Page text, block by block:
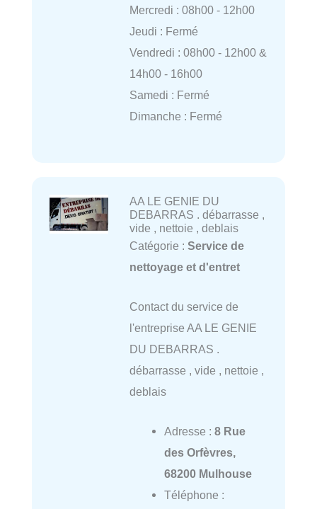
Mercredi : 08h00 - 12h00
Jeudi : Fermé
Vendredi : 08h00 - 12h00 &
14h00 - 16h00
Samedi : Fermé
Dimanche : Fermé
AA LE GENIE DU
DEBARRAS . débarrasse ,
vide , nettoie , deblais
Catégorie : Service de
nettoyage et d'entret
Contact du service de
l'entreprise AA LE GENIE
DU DEBARRAS .
débarrasse , vide , nettoie ,
deblais
Adresse : 8 Rue
des Orfèvres,
68200 Mulhouse
Téléphone :